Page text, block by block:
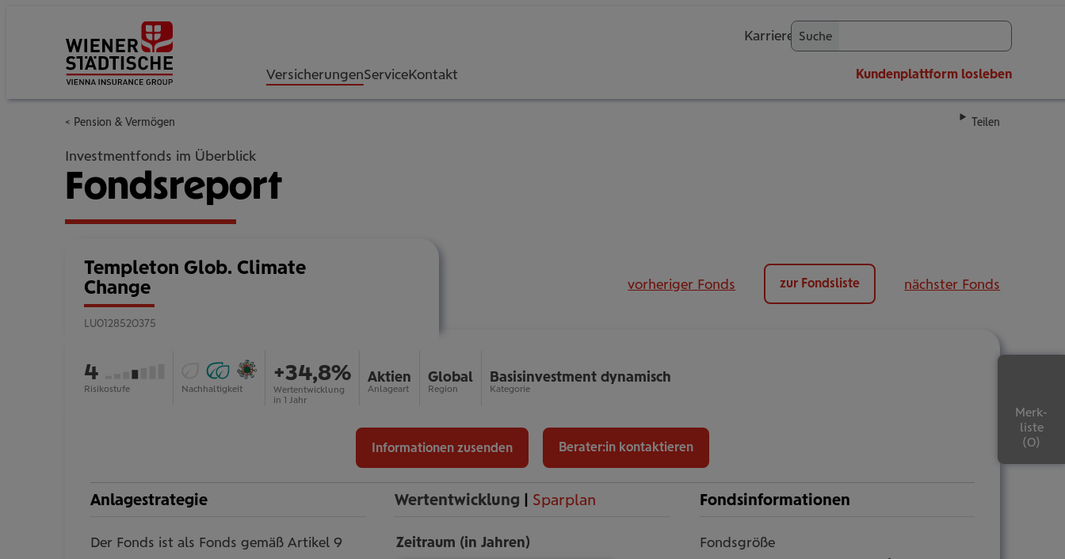
VersicherungenServiceKontakt
Karriere Suche
Kundenplattform losleben
Pension & Vermögen Teilen
Investmentfonds im Überblick
Fondsreport
Templeton Glob. Climate
Change
LU0128520375
vorheriger Fonds zur Fondsliste nächster Fonds
Risikostufe
4
von
7
Nachhaltigkeit
Fonds
(Art.
Ökologische
Impact-
Investments
Österreichisches
Umweltzeichen:
ja
Wertentwicklung
in 1 Jahr
+34,8%
Anlageart
Aktien
Region
Global
Kategorie
Basis­investment dynamisch
Informationen zusenden Berater:in kontaktieren
Anlagestrategie
Der Fonds ist als Fonds gemäß Artikel 9
Wertentwicklung | Sparplan
Zeitraum (in Jahren)
Fondsinformationen
Fondsgröße
Merk-
liste